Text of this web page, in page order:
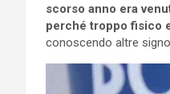
scorso anno era
perché troppo fisico
conoscendo altre